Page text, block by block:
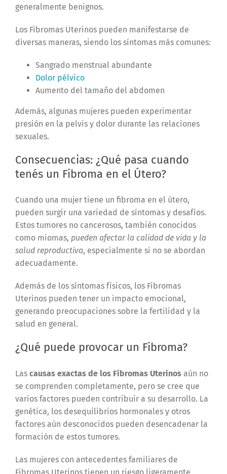
generalmente benignos.
Los Fibromas Uterinos pueden manifestarse de
diversas maneras, siendo los síntomas más comunes:
Sangrado menstrual abundante
Dolor pélvico
Aumento del tamaño del abdomen
Además, algunas mujeres pueden experimentar
presión en la pelvis y dolor durante las relaciones
sexuales.
Consecuencias: ¿Qué pasa cuando
tenés un Fibroma en el Útero?
Cuando una mujer tiene un fibroma en el útero,
pueden surgir una variedad de síntomas y desafíos.
Estos tumores no cancerosos, también conocidos
como miomas, pueden afectar la calidad de vida y la
salud reproductiva, especialmente si no se abordan
adecuadamente.
Además de los síntomas físicos, los Fibromas
Uterinos pueden tener un impacto emocional,
generando preocupaciones sobre la fertilidad y la
salud en general.
¿Qué puede provocar un Fibroma?
Las causas exactas de los Fibromas Uterinosaún no
se comprenden completamente, pero se cree que
varios factores pueden contribuir a su desarrollo. La
genética, los desequilibrios hormonales y otros
factores aún desconocidos pueden desencadenar la
formación de estos tumores.
Las mujeres con antecedentes familiares de
Fibromas Uterinos tienen un riesgo ligeramente